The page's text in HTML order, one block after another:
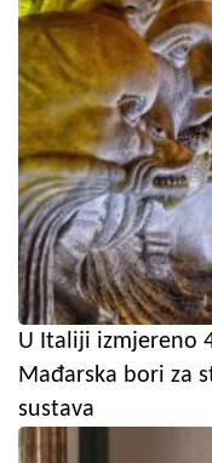
U Italiji izmjereno
Mađarska bori za
sustava